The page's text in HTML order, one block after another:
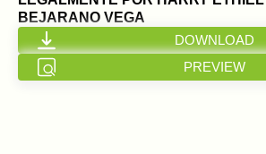
BEJARANO VEGA
DOWNLOAD
PREVIEW